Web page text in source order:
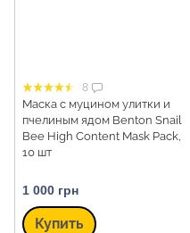
8
Маска с муцином улитки и
пчелиным ядом Benton Snail
Bee High Content Mask Pack,
10 шт
1 000 грн
Купить